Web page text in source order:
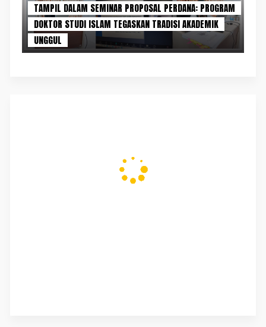
TAMPIL DALAM SEMINAR PROPOSAL PERDANA: PROGRAM
DOKTOR STUDI ISLAM TEGASKAN TRADISI AKADEMIK
UNGGUL